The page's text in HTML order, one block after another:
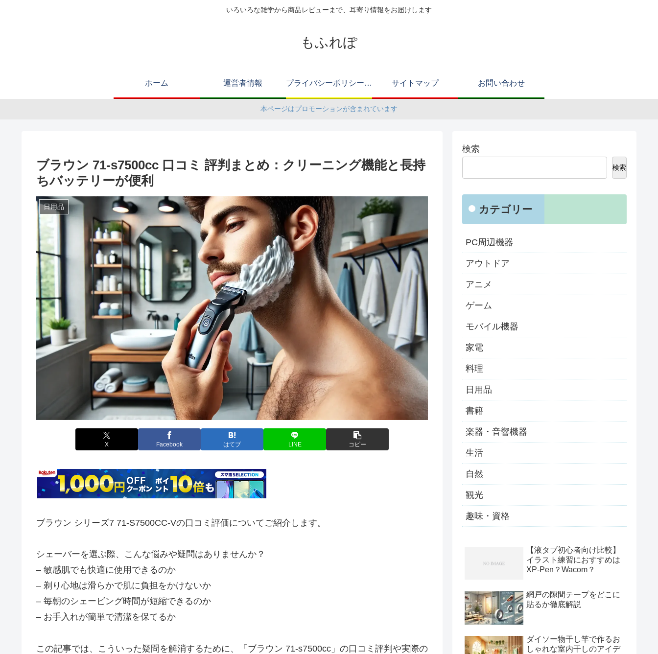
いろいろな雑学から商品レビューまで、耳寄り情報をお届けします
もふれぽ
ホーム 運営者情報 プライバシーポリシー（改正電気通信事業法・外部送信規律に関する事項を含む） サイトマップ お問い合わせ
本ページはプロモーションが含まれています
ブラウン 71-s7500cc 口コミ 評判まとめ：クリーニング機能と長持
ちバッテリーが便利
日用品
X Facebook はてブ LINE コピー
ブラウン シリーズ7 71-S7500CC-Vの口コミ評価についてご紹介します。
シェーバーを選ぶ際、こんな悩みや疑問はありませんか？
– 敏感肌でも快適に使用できるのか
– 剃り心地は滑らかで肌に負担をかけないか
– 毎朝のシェービング時間が短縮できるのか
– お手入れが簡単で清潔を保てるか
この記事では、こういった疑問を解消するために、「ブラウン 71-s7500cc」の口コミ評判や実際の
検索
検索
カテゴリー
PC周辺機器
アウトドア
アニメ
ゲーム
モバイル機器
家電
料理
日用品
書籍
楽器・音響機器
生活
自然
観光
趣味・資格
【液タブ初心者向け比較】
イラスト練習におすすめは
XP-Pen？Wacom？
網戸の隙間テープをどこに
貼るか徹底解説
ダイソー物干し竿で作るお
しゃれな室内干しのアイデ